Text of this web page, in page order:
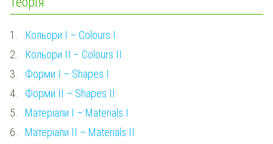
1.
Кольори І – Colours I
2.
Кольори ІІ – Colours II
3.
Форми І – Shapes I
4.
Форми ІІ – Shapes II
5.
Матеріали І – Materials I
6.
Матеріали ІІ – Materials II